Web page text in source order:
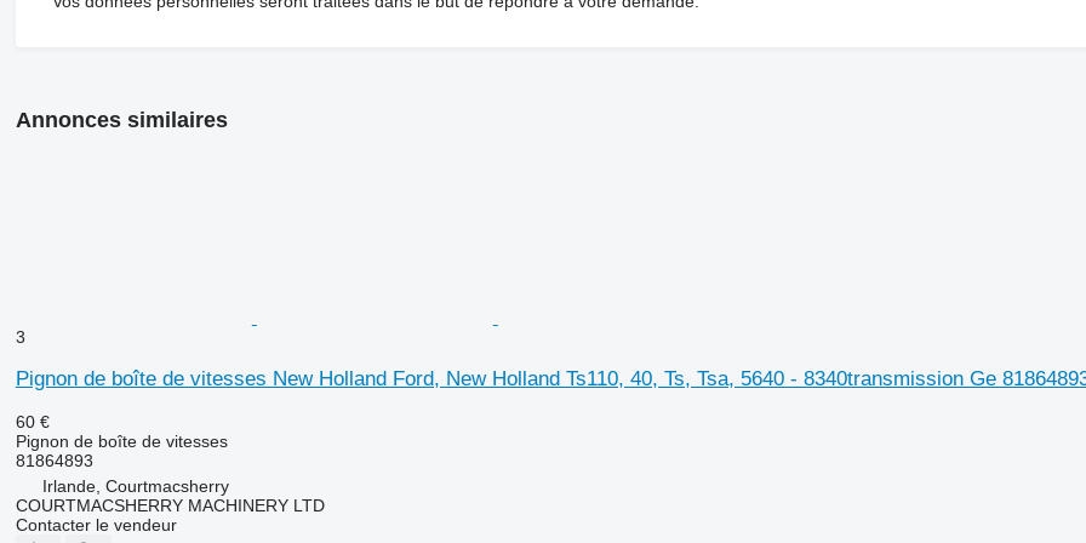
Annonces similaires
3
Pignon de boîte de vitesses New Holland Ford, New Holland Ts110, 40, Ts, Tsa, 5640 - 8340transmission Ge
60 €
Pignon de boîte de vitesses
81864893
Irlande, Courtmacsherry
COURTMACSHERRY MACHINERY LTD
Contacter le vendeur